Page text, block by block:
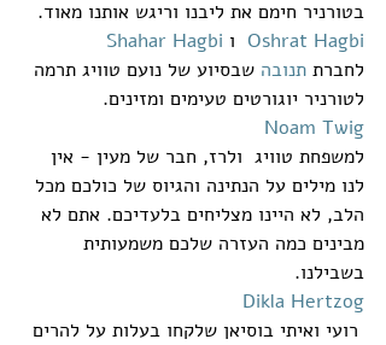
בטורניר חימם את ליבנו וריגש אותנו מאוד.
Oshrat Hagbi
  ו
Shahar Hagbi
לחברת תנובה שבסיוע של נועם טוויג תרמה
לטורניר יוגורטים טעימים ומזינים.
Noam Twig
למשפחת טוויג  ולרז, חבר של מעין - אין
לנו מילים על הנתינה והגיוס של כולכם מכל
הלב, לא היינו מצליחים בלעדיכם. אתם לא
מבינים כמה העזרה שלכם משמעותית
בשבילנו.
Dikla Hertzog
רועי ואיתי בוסיאן שלקחו בעלות על להרים